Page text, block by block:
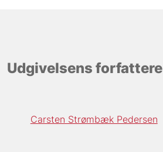
Udgivelsens forfattere
Carsten Strømbæk Pedersen